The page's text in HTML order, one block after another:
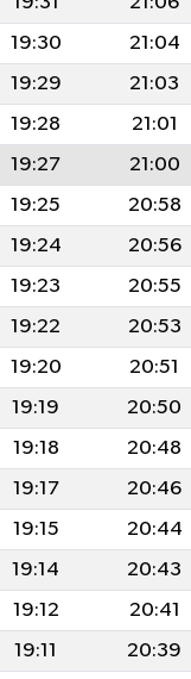
19:30
21:04
19:29
21:03
19:28
21:01
19:27
21:00
19:25
20:58
19:24
20:56
19:23
20:55
19:22
20:53
19:20
20:51
19:19
20:50
19:18
20:48
19:17
20:46
19:15
20:44
19:14
20:43
19:12
20:41
19:11
20:39